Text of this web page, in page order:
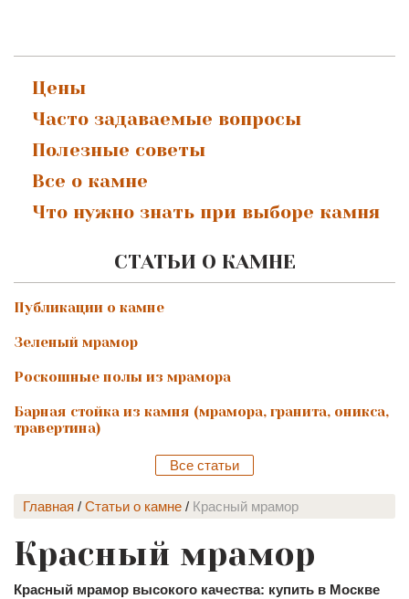
Цены
Часто задаваемые вопросы
Полезные советы
Все о камне
Что нужно знать при выборе камня
СТАТЬИ О КАМНЕ
Публикации о камне
Зеленый мрамор
Роскошные полы из мрамора
Барная стойка из камня (мрамора, гранита, оникса,
травертина)
Все статьи
Главная / Статьи о камне / Красный мрамор
Красный мрамор
Красный мрамор высокого качества: купить в Москве